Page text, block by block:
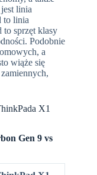
linia
to linia
to sprzęt klasy
Podobnie
a
wiąże się
X1
Gen 9 vs